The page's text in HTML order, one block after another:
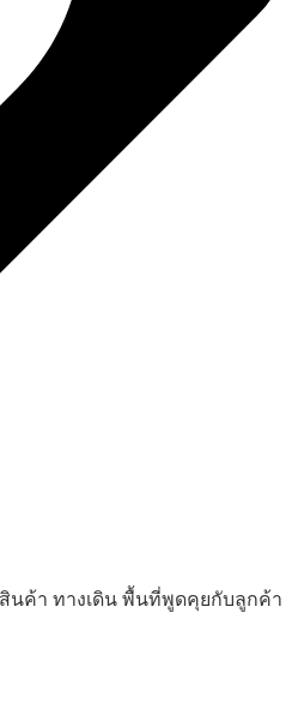
นค้า ทางเดิน พื้นที่พูดคุยกับลูกค้า